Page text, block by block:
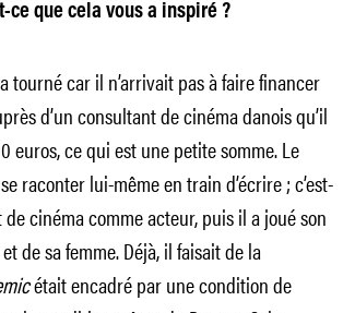
ce que cela vous a inspiré ?
tourné car il n’arrivait pas à faire financer
d’un consultant de cinéma danois qu’il
euros, ce qui est une petite somme. Le
raconter lui-même en train d’écrire ; c’est-
cinéma comme acteur, puis il a joué son
de sa femme. Déjà, il faisait de la
était encadré par une condition de